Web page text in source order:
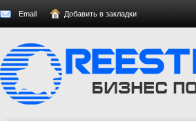
Email Добавить в закладки